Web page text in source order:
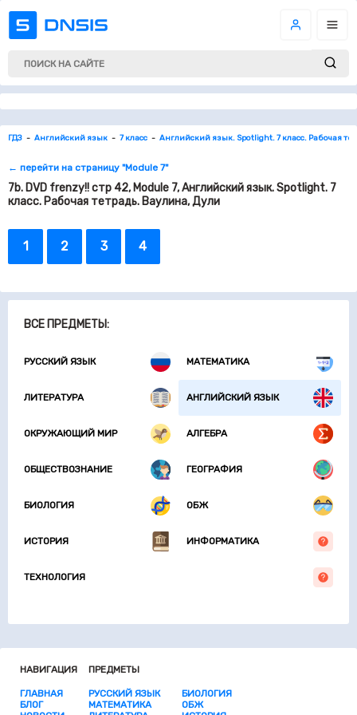
ВСЕ ПРЕДМЕТЫ:
РУССКИЙ ЯЗЫК МАТЕМАТИКА
ЛИТЕРАТУРА АНГЛИЙСКИЙ ЯЗЫК
ОКРУЖАЮЩИЙ МИР АЛГЕБРА
ОБЩЕСТВОЗНАНИЕ ГЕОГРАФИЯ
БИОЛОГИЯ ОБЖ
ИСТОРИЯ ИНФОРМАТИКА
ТЕХНОЛОГИЯ
ГДЗ Английский язык 7 класс Английский язык. Spotlight. 7 класс. Рабочая
← перейти на страницу "Module 7"
7b. DVD frenzy!! стр 42, Module 7, Английский язык. Spotlight. 7
класс. Рабочая тетрадь. Ваулина, Дули
1 2 3 4
НАВИГАЦИЯ
ГЛАВНАЯ
БЛОГ
ПРЕДМЕТЫ
РУССКИЙ ЯЗЫК
МАТЕМАТИКА
БИОЛОГИЯ
ОБЖ